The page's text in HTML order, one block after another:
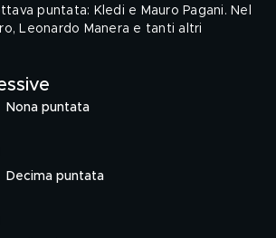
puntata: Kledi e Mauro Pagani. Nel
Leonardo Manera e tanti altri
Nona puntata
Decima puntata